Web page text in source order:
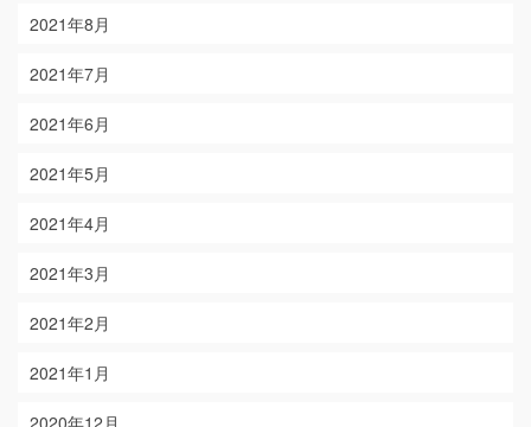
2021年8月
2021年7月
2021年6月
2021年5月
2021年4月
2021年3月
2021年2月
2021年1月
2020年12月